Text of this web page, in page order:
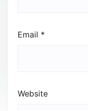
Email *
Website